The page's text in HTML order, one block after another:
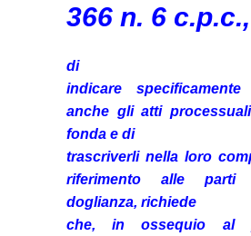
366 n. 6 c.p.c.,
di
indicare
anche gli atti
fonda e di
trascriverli nella loro
riferimento alle parti
doglianza, richiede
che, in ossequio al